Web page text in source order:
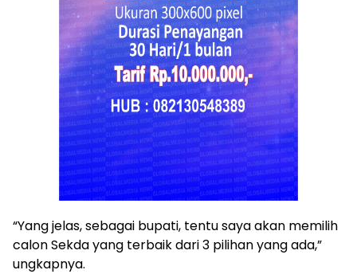
“Yang jelas, sebagai bupati, tentu saya akan memilih
calon Sekda yang terbaik dari 3 pilihan yang ada,”
ungkapnya.